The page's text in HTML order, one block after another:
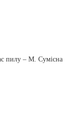
пилу – М. Сумісна